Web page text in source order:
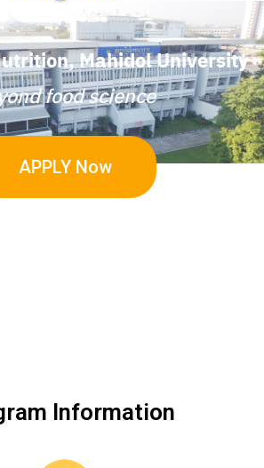
Mahidol University
food science
APPLY Now
Information